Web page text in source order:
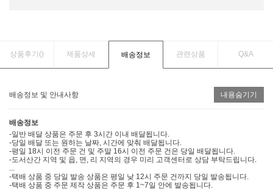
상품후기() 제품상세 배송정보 관련상품 Q&A
배송정보 및 안내사항 내용숨기기
배송정보
-일반 배달 상품은 주문 후 3시간 이내 배달됩니다.
-당일 배달 또는 원하는 날짜, 시간에 맞춰 배달됩니다.
-평일 18시 이전 주문 건 및 주말 16시 이전 주문 건은 당일 배달됩니다.
-도서산간 지역 및 읍, 면, 리 지역의 경우 미리 고객센터로 상담 부탁드립니다.
...
-택배 상품 중 당일 발송 상품은 평일 낮 12시 주문 건까지 당일 발송됩니다.
-택배 상품 중 주문 제작 상품은 주문 후 1~7일 안에 발송됩니다.